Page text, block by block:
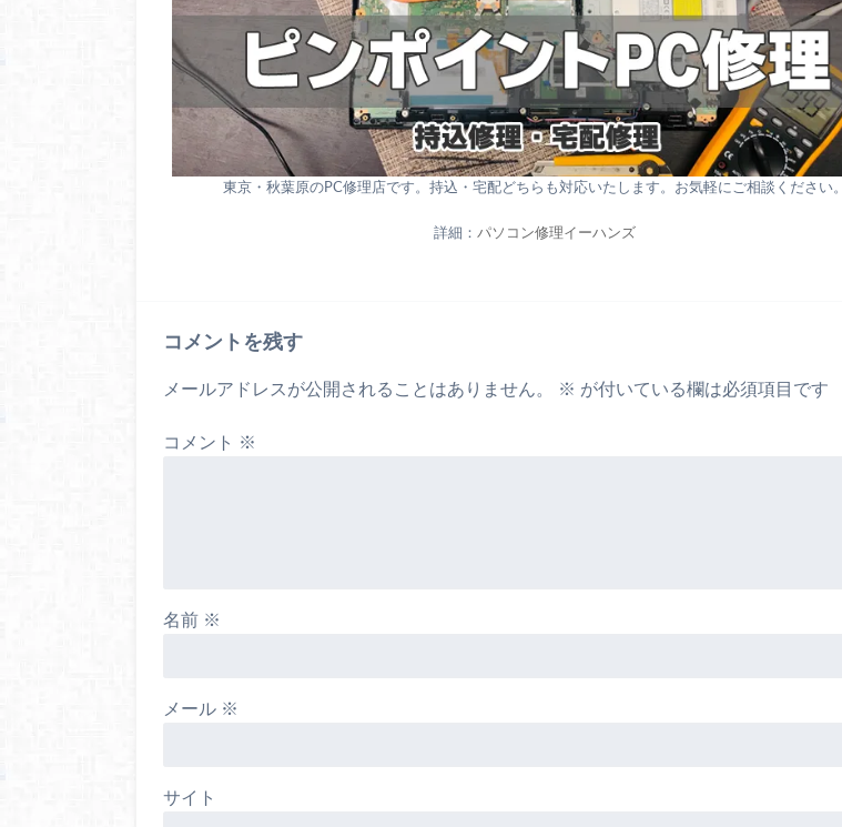
東京・秋葉原のPC修理店です。持込・宅配どちらも対応いたします。お気軽にご相談ください。
詳細： パソコン修理イーハンズ
コメントを残す
メールアドレスが公開されることはありません。 ※ が付いている欄は必須項目です
コメント ※
名前 ※
メール ※
サイト